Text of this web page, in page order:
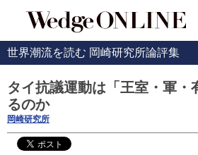
世界潮流を読む 岡崎研究所論評集
タイ抗議運動は「王室・軍・
るのか
岡崎研究所